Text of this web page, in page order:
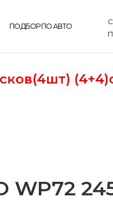
ПОДБОР ПО АВТО
WP72